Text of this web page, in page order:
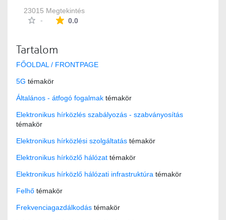
23015 Megtekintés
-
0.0Az átlagos minősítés 0 csillag a lehetséges 5-
Tartalom
FŐOLDAL / FRONTPAGE
5G témakör
Általános - átfogó fogalmak témakör
Elektronikus hírközlés szabályozás - szabványosítás
témakör
Elektronikus hírközlési szolgáltatás témakör
Elektronikus hírközlő hálózat témakör
Elektronikus hírközlő hálózati infrastruktúra témakör
Felhő témakör
Frekvenciagazdálkodás témakör